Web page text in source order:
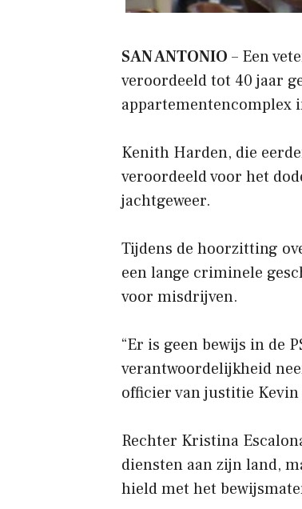
SAN ANTONIO – Een
veroordeeld tot 40 jaar
appartementencomplex
Kenith Harden, die
veroordeeld voor het
jachtgeweer.
Tijdens de hoorzitting
een lange criminele
voor misdrijven.
“Er is geen bewijs in de
verantwoordelijkheid
officier van justitie Kevin
Rechter Kristina
diensten aan zijn land,
hield met het